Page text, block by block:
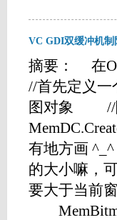
VC GDI双缓冲机制
摘要： 在
//首先定义
图对象 //
有地方画
的大小嘛，
要大于当前